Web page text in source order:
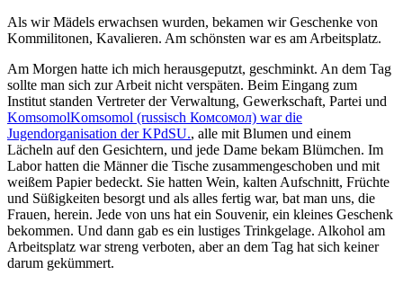
Als wir Mädels erwachsen wurden, bekamen wir Geschenke von
Kommilitonen, Kavalieren. Am schönsten war es am Arbeitsplatz.
Am Morgen hatte ich mich herausgeputzt, geschminkt. An dem Tag
sollte man sich zur Arbeit nicht verspäten. Beim Eingang zum
Institut standen Vertreter der Verwaltung, Gewerkschaft, Partei und
KomsomolKomsomol (russisch Комсомол) war die
Jugendorganisation der KPdSU., alle mit Blumen und einem
Lächeln auf den Gesichtern, und jede Dame bekam Blümchen. Im
Labor hatten die Männer die Tische zusammengeschoben und mit
weißem Papier bedeckt. Sie hatten Wein, kalten Aufschnitt, Früchte
und Süßigkeiten besorgt und als alles fertig war, bat man uns, die
Frauen, herein. Jede von uns hat ein Souvenir, ein kleines Geschenk
bekommen. Und dann gab es ein lustiges Trinkgelage. Alkohol am
Arbeitsplatz war streng verboten, aber an dem Tag hat sich keiner
darum gekümmert.